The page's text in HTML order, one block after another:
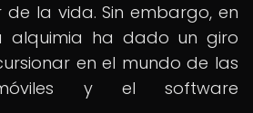
de la vida. Sin embargo, en
alquimia ha dado un giro
en el mundo de las
y el software